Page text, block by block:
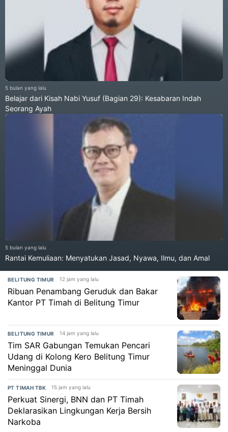
5 bulan yang lalu
Belajar dari Kisah Nabi Yusuf (Bagian 29): Kesabaran Indah
Seorang Ayah
5 bulan yang lalu
Rantai Kemuliaan: Menyatukan Jasad, Nyawa, Ilmu, dan Amal
BELITUNG TIMUR 12 jam yang lalu
Ribuan Penambang Geruduk dan Bakar
Kantor PT Timah di Belitung Timur
BELITUNG TIMUR 14 jam yang lalu
Tim SAR Gabungan Temukan Pencari
Udang di Kolong Kero Belitung Timur
Meninggal Dunia
PT TIMAH TBK 15 jam yang lalu
Perkuat Sinergi, BNN dan PT Timah
Deklarasikan Lingkungan Kerja Bersih
Narkoba